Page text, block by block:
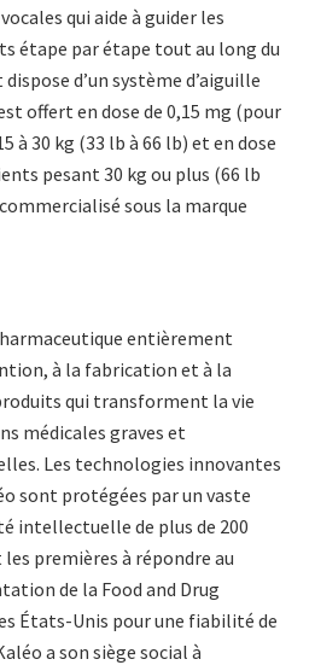
qui aide à guider les
étape par étape tout au long du
d’un système d’aiguille
offert en dose de 0,15 mg (pour
à 30 kg (33 lb à 66 lb) et en dose
pesant 30 kg ou plus (66 lb
sous la marque
entièrement
à la fabrication et à la
qui transforment la vie
médicales graves et
Les technologies innovantes
sont protégées par un vaste
intellectuelle de plus de 200
premières à répondre au
de la Food and Drug
États-Unis pour une fiabilité de
a son siège social à